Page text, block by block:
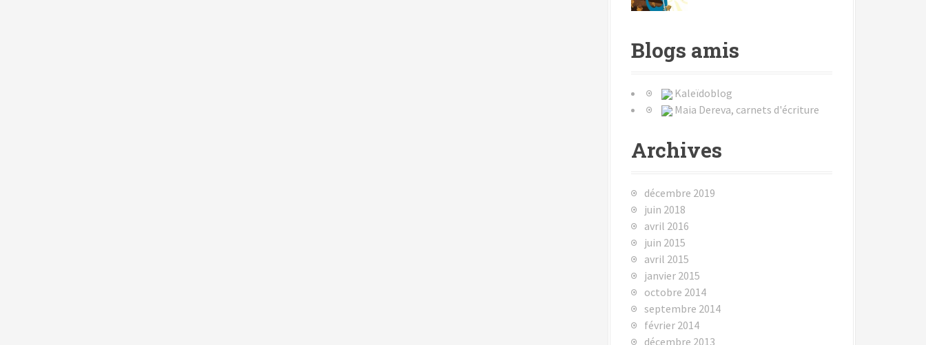
Blogs amis
Kaleïdoblog
Maia Dereva, carnets d'écriture
Archives
décembre 2019
juin 2018
avril 2016
juin 2015
avril 2015
janvier 2015
octobre 2014
septembre 2014
février 2014
décembre 2013